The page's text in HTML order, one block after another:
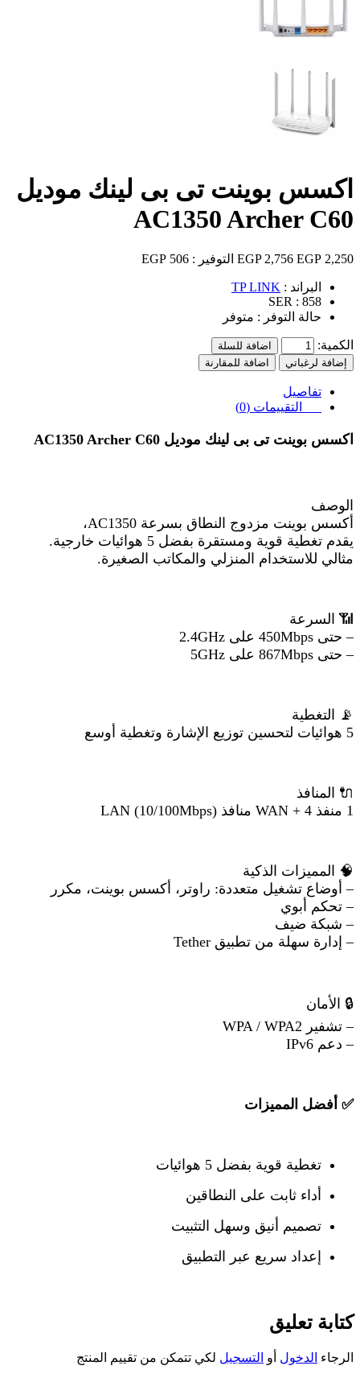
اكسس بوينت تى بى لينك موديل
AC1350 Archer C60
2,250 EGP
2,756 EGP التوفير : 506 EGP
البراند : TP LINK
SER : 858
حالة التوفر : متوفر
الكمية:
اضافة للسلة
إضافة لرغباتي
اضافة للمقارنة
تفاصيل
التقييمات (0)
اكسس بوينت تى بى لينك موديل AC1350 Archer C60
الوصف
أكسس بوينت مزدوج النطاق بسرعة AC1350،
يقدم تغطية قوية ومستقرة بفضل 5 هوائيات خارجية.
مثالي للاستخدام المنزلي والمكاتب الصغيرة.
📶 السرعة
– حتى 450Mbps على 2.4GHz
– حتى 867Mbps على 5GHz
📡
التغطية
5 هوائيات لتحسين توزيع الإشارة وتغطية أوسع
🔌 المنافذ
1 منفذ WAN + 4 منافذ LAN (10/100Mbps)
🧠
المميزات الذكية
– أوضاع تشغيل متعددة: راوتر، أكسس بوينت، مكرر
– تحكم أبوي
– شبكة ضيف
– إدارة سهلة من تطبيق Tether
🔒 الأمان
– تشفير WPA / WPA2
– دعم IPv6
✅ أفضل المميزات
تغطية قوية بفضل 5 هوائيات
أداء ثابت على النطاقين
تصميم أنيق وسهل التثبيت
إعداد سريع عبر التطبيق
كتابة تعليق
الرجاء الدخول أو التسجيل لكي تتمكن من تقييم المنتج